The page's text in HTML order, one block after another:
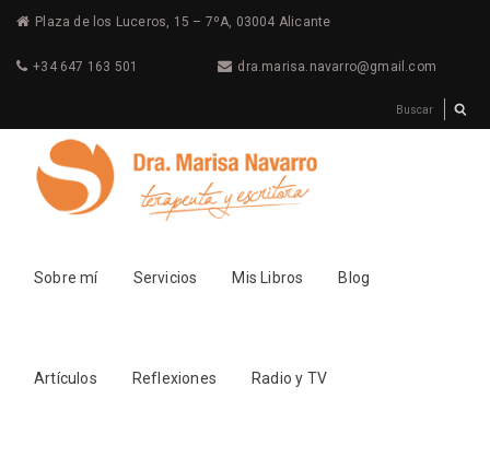
Plaza de los Luceros, 15 – 7ºA, 03004 Alicante
+34 647 163 501 dra.marisa.navarro@gmail.com
Sobre mí Servicios Mis Libros Blog
Artículos Reflexiones Radio y TV